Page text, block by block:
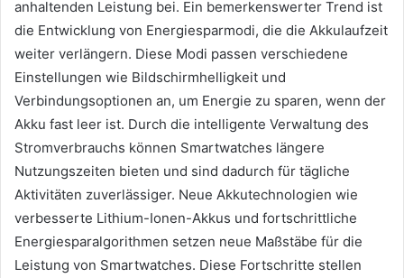
anhaltenden Leistung bei. Ein bemerkenswerter Trend ist
die Entwicklung von Energiesparmodi, die die Akkulaufzeit
weiter verlängern. Diese Modi passen verschiedene
Einstellungen wie Bildschirmhelligkeit und
Verbindungsoptionen an, um Energie zu sparen, wenn der
Akku fast leer ist. Durch die intelligente Verwaltung des
Stromverbrauchs können Smartwatches längere
Nutzungszeiten bieten und sind dadurch für tägliche
Aktivitäten zuverlässiger. Neue Akkutechnologien wie
verbesserte Lithium-Ionen-Akkus und fortschrittliche
Energiesparalgorithmen setzen neue Maßstäbe für die
Leistung von Smartwatches. Diese Fortschritte stellen